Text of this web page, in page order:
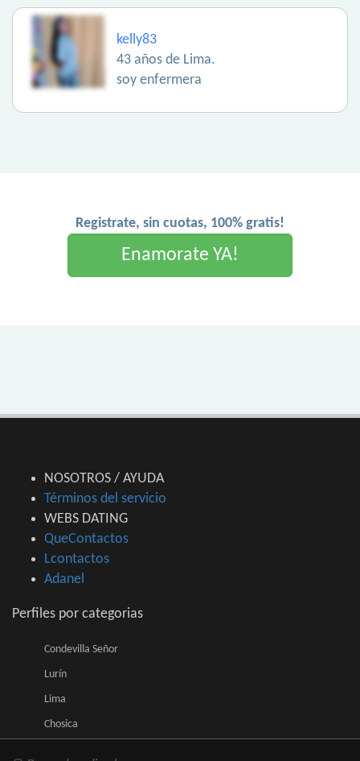
kelly83
43 años de Lima.
soy enfermera
Registrate, sin cuotas, 100% gratis!
Enamorate YA!
NOSOTROS / AYUDA
Términos del servicio
WEBS DATING
QueContactos
Lcontactos
Adanel
Perfiles por categorias
Condevilla Señor
Lurín
Lima
Chosica